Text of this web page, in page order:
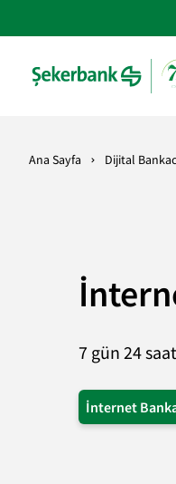
Ana Sayfa Dijital
7 gün 24
İnternet